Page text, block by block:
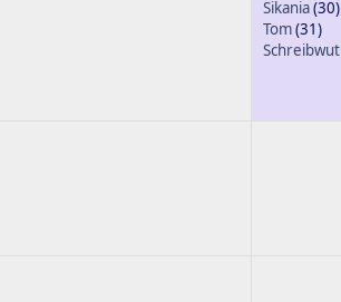
Sikania(30)
Tom(31)
Schreibwut